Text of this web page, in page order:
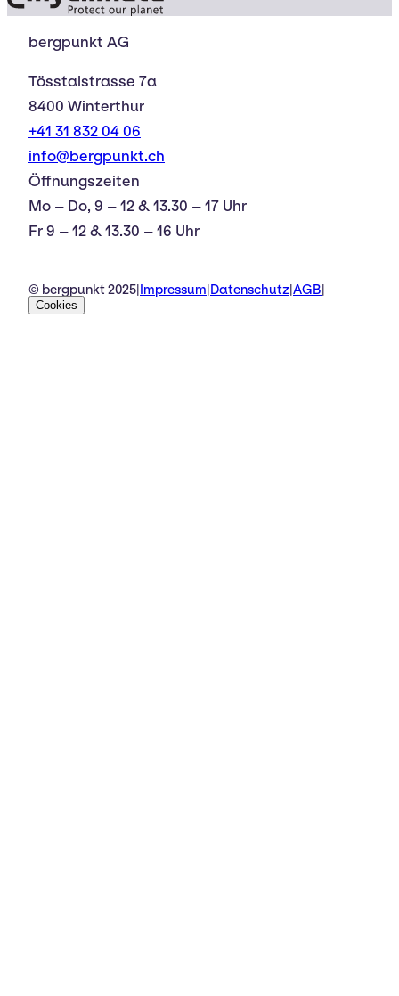
bergpunkt AG
Tösstalstrasse 7a
8400 Winterthur
+41 31 832 04 06
info@bergpunkt.ch
Öffnungszeiten
Mo – Do, 9 – 12 & 13.30 – 17 Uhr
Fr 9 – 12 & 13.30 – 16 Uhr
© bergpunkt 2025 Impressum Datenschutz AGB
Cookies